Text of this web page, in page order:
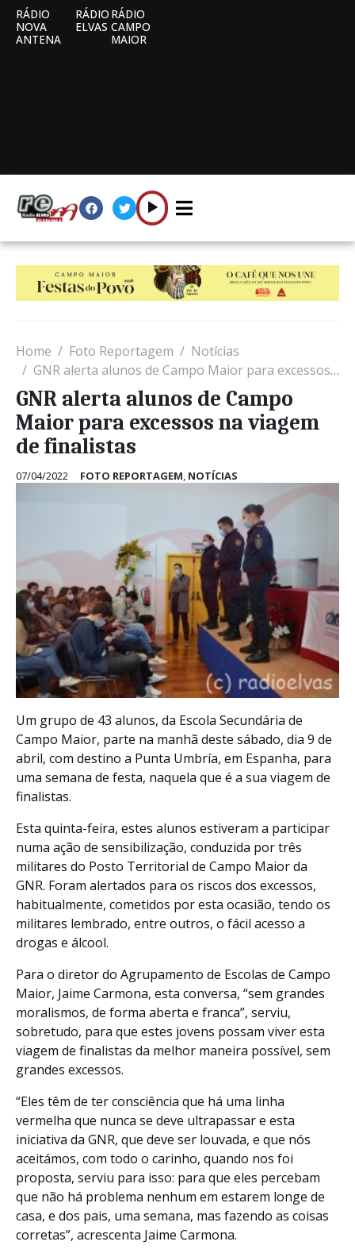
RÁDIO
NOVA
ANTENA
RÁDIO
ELVAS
RÁDIO
CAMPO
MAIOR
Home Foto Reportagem
Notícias
GNR alerta alunos de Campo Maior para excessos na viagem de finalistas
GNR alerta alunos de Campo
Maior para excessos na viagem
de finalistas
07/04/2022 FOTO REPORTAGEM, NOTÍCIAS
Um grupo de 43 alunos, da Escola Secundária de
Campo Maior, parte na manhã deste sábado, dia 9 de
abril, com destino a Punta Umbría, em Espanha, para
uma semana de festa, naquela que é a sua viagem de
finalistas.
Esta quinta-feira, estes alunos estiveram a participar
numa ação de sensibilização, conduzida por três
militares do Posto Territorial de Campo Maior da
GNR. Foram alertados para os riscos dos excessos,
habitualmente, cometidos por esta ocasião, tendo os
militares lembrado, entre outros, o fácil acesso a
drogas e álcool.
Para o diretor do Agrupamento de Escolas de Campo
Maior, Jaime Carmona, esta conversa, “sem grandes
moralismos, de forma aberta e franca”, serviu,
sobretudo, para que estes jovens possam viver esta
viagem de finalistas da melhor maneira possível, sem
grandes excessos.
“Eles têm de ter consciência que há uma linha
vermelha que nunca se deve ultrapassar e esta
iniciativa da GNR, que deve ser louvada, e que nós
aceitámos, com todo o carinho, quando nos foi
proposta, serviu para isso: para que eles percebam
que não há problema nenhum em estarem longe de
casa, e dos pais, uma semana, mas fazendo as coisas
corretas”, acrescenta Jaime Carmona.